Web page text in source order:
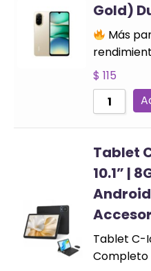
Gold)
Más
$ 115
Tablet
10.1” |
Android
Tablet C-
Completo